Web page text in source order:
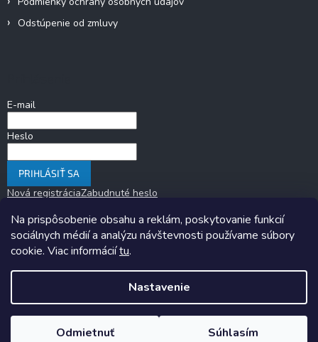
Na prispôsobenie obsahu a reklám, poskytovanie funkcií
sociálnych médií a analýzu návštevnosti používame súbory
cookie. Viac informáciítu.
Nastavenie
Odmietnuť Súhlasím
Odstúpenie od zmluvy
E-mail
Heslo
PRIHLÁSIŤ SA
Nová registráciaZabudnuté heslo